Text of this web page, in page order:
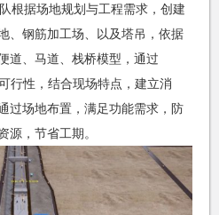
根据场地规划与工程需求，创建
、钢筋加工场、以及塔吊，依据
道、马道、栈桥模型，通过
行性，结合现场特点，建立消
过场地布置，满足功能需求，防
源，节省工期。